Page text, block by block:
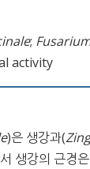
;
activity
)은 생강과(
생강의 근경